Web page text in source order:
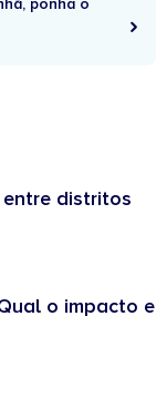
ponha o
distritos
o impacto e